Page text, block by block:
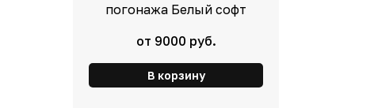
погонажа Белый софт
от 9000 руб.
В корзину